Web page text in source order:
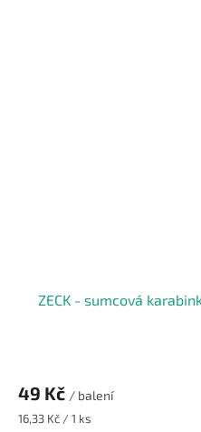
ZECK - sumcová
49 Kč / balení
Měrná
16,33 Kč / 1 ks